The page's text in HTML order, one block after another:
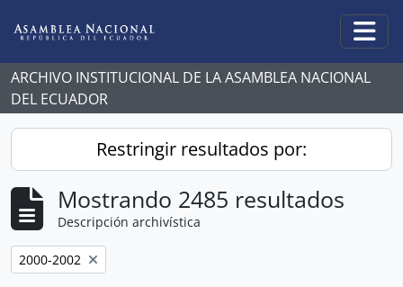
ARCHIVO INSTITUCIONAL DE LA ASAMBLEA NACIONAL
DEL ECUADOR
Restringir resultados por:
Mostrando 2485 resultados
Descripción archivística
Remove filter:
2000-2002